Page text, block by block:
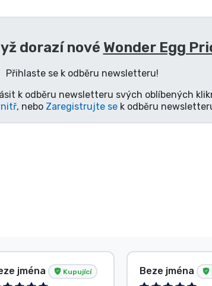
dorazí nové Wonder Egg
Přihlaste se k odběru newsletteru!
k odběru newsletteru svých oblíbených
, nebo Zaregistrujte sek odběru
jména Kupující Beze jména